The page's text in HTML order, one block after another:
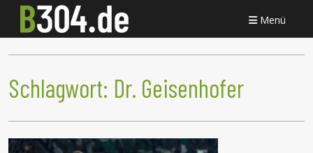
Menü
Schlagwort: Dr. Geisenhofer